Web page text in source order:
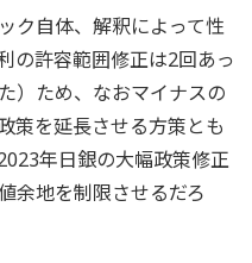
ク自体、解釈によって性
の許容範囲修正は2回あっ
）ため、なおマイナスの
策を延長させる方策とも
年日銀の大幅政策修正
余地を制限させるだろ